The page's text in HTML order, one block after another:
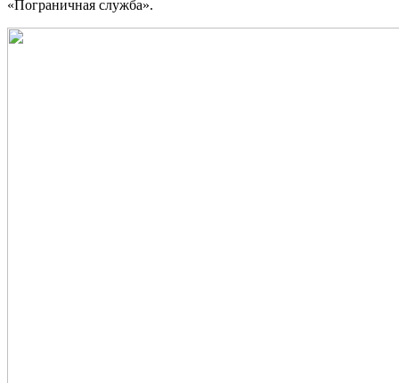
«Пограничная служба».